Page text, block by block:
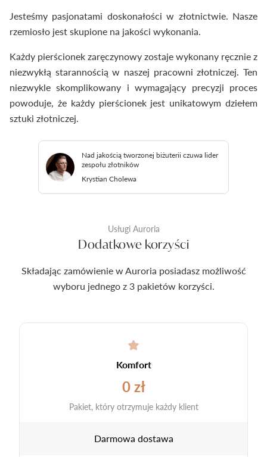
Jesteśmy pasjonatami doskonałości w złotnictwie. Nasze
rzemiosło jest skupione na jakości wykonania.
Każdy pierścionek zaręczynowy zostaje wykonany ręcznie z
niezwykłą starannością w naszej pracowni złotniczej. Ten
niezwykle skomplikowany i wymagający precyzji proces
powoduje, że każdy pierścionek jest unikatowym dziełem
sztuki złotniczej.
Nad jakością tworzonej biżuterii czuwa lider
zespołu złotników
Krystian Cholewa
Usługi Auroria
Dodatkowe korzyści
Składając zamówienie w Auroria posiadasz możliwość
wyboru jednego z 3 pakietów korzyści.
Komfort
0 zł
Pakiet, który otrzymuje każdy klient
Darmowa dostawa